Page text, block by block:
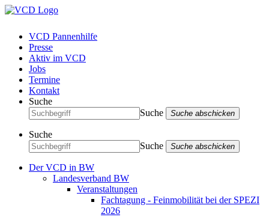
VCD Pannenhilfe
Presse
Aktiv im VCD
Jobs
Termine
Kontakt
Suche
Suche
Suche abschicken
Suche
Suche
Suche abschicken
Der VCD in BW
Landesverband BW
Veranstaltungen
Fachtagung - Feinmobilität bei der SPEZI
2026